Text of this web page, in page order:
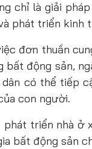
chỉ là giải
phát triển kinh
đơn thuần
động sản,
có thể tiếp
con người.
triển nhà ở
bất động sản